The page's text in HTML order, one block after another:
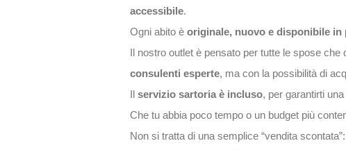
accessibile.
Ogni abito è originale, nuovo e disponibile in
Il nostro outlet è pensato per tutte le spose che
consulenti esperte, ma con la possibilità di
Il servizio sartoria è incluso, per garantirti
Che tu abbia poco tempo o un budget più
Non si tratta di una semplice “vendita